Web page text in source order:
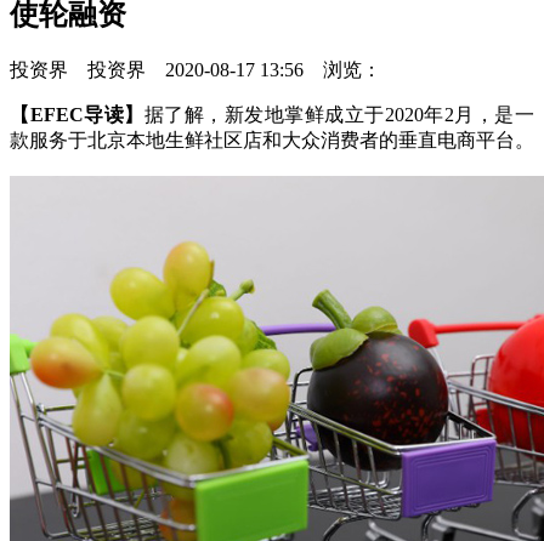
使轮融资
投资界 投资界 2020-08-17 13:56 浏览：
【EFEC导读】 据了解，新发地掌鲜成立于2020年2月，是一
款服务于北京本地生鲜社区店和大众消费者的垂直电商平台。